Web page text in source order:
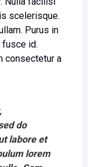
scelerisque.
Purus in
id.
consectetur a
do
labore et
lorem